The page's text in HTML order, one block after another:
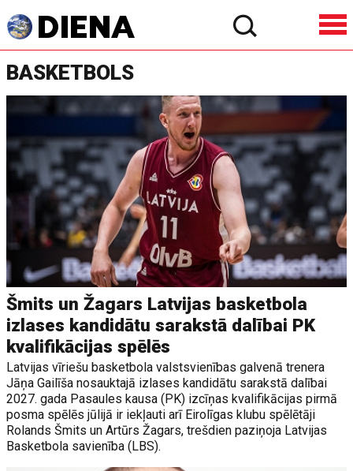
BASKETBOLS
Šmits un Žagars Latvijas basketbola
izlases kandidātu sarakstā dalībai PK
kvalifikācijas spēlēs
Latvijas vīriešu basketbola valstsvienības galvenā trenera
Jāņa Gailīša nosauktajā izlases kandidātu sarakstā dalībai
2027. gada Pasaules kausa (PK) izcīņas kvalifikācijas pirmā
posma spēlēs jūlijā ir iekļauti arī Eirolīgas klubu spēlētāji
Rolands Šmits un Artūrs Žagars, trešdien paziņoja Latvijas
Basketbola savienība (LBS).